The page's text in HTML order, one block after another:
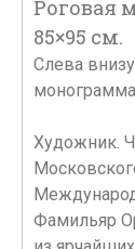
Роговая
85×95 см.
Слева
Художник.
Фамильяр